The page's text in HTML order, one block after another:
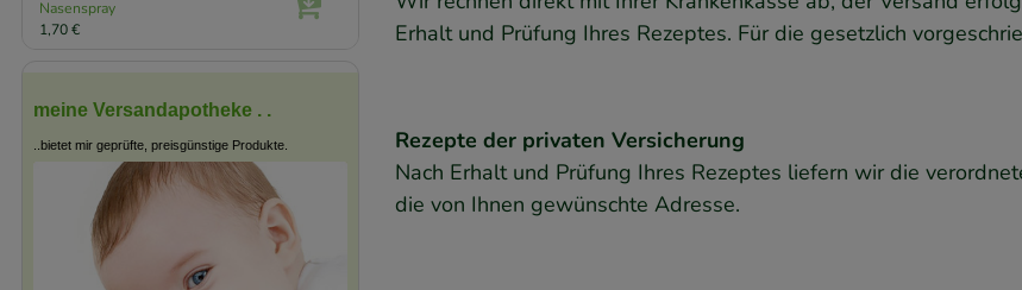
Erhalt und Prüfung Ihres Rezeptes. Für die gesetzlich
Rezepte der privaten Versicherung
Nach Erhalt und Prüfung Ihres Rezeptes liefern wir die
die von Ihnen gewünschte Adresse.
Nasenspray
1,70 €
meine Versandapotheke . .
..bietet mir geprüfte, preisgünstige Produkte.